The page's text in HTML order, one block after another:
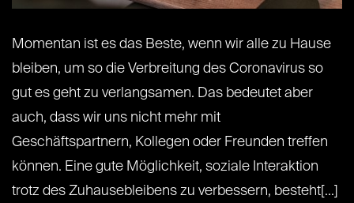
Momentan ist es das Beste, wenn wir alle zu Hause
bleiben, um so die Verbreitung des Coronavirus so
gut es geht zu verlangsamen. Das bedeutet aber
auch, dass wir uns nicht mehr mit
Geschäftspartnern, Kollegen oder Freunden treffen
können. Eine gute Möglichkeit, soziale Interaktion
trotz des Zuhausebleibens zu verbessern, besteht[...]